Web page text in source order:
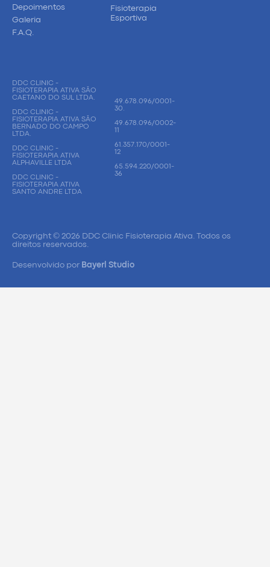
Depoimentos
Galeria
F.A.Q.
Fisioterapia
Esportiva
DDC CLINIC -
FISIOTERAPIA ATIVA SÃO
CAETANO DO SUL LTDA.
DDC CLINIC -
FISIOTERAPIA ATIVA SÃO
BERNADO DO CAMPO
LTDA.
DDC CLINIC -
FISIOTERAPIA ATIVA
ALPHAVILLE LTDA
DDC CLINIC -
FISIOTERAPIA ATIVA
SANTO ANDRE LTDA
49.678.096/0001-
30.
49.678.096/0002-
11
61.357.170/0001-
12
65.594.220/0001-
36
Copyright © 2026 DDC Clinic Fisioterapia Ativa. Todos os
direitos reservados.
Desenvolvido por Bayerl Studio